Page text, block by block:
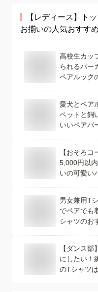
【レディース】
ト
お揃いの人気おすす
高校生カッ
られるパー
ペアルック
愛犬とペア
ペットと飼
いいペアパ
【おそろ
5,000円以
いの可愛い
男女兼用T
でペアでも
シャツのお
【ダンス
にしたい！
のTシャツ